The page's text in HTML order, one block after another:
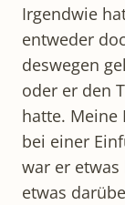
Irgendwie
entweder
deswegen
oder er den
hatte. Meine
bei einer
war er
etwas